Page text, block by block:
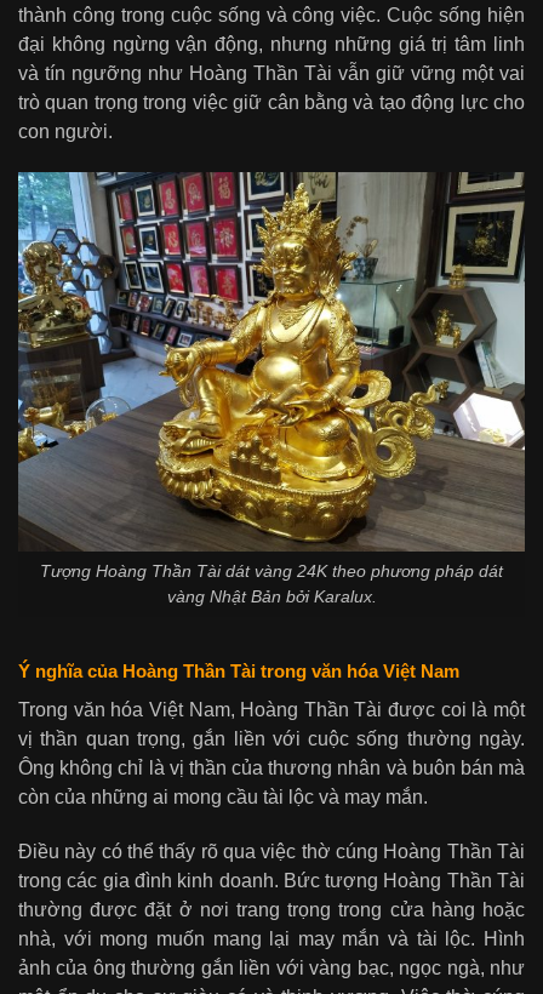
thành công trong cuộc sống và công việc. Cuộc sống hiện
đại không ngừng vận động, nhưng những giá trị tâm linh
và tín ngưỡng như Hoàng Thần Tài vẫn giữ vững một vai
trò quan trọng trong việc giữ cân bằng và tạo động lực cho
con người.
Tượng Hoàng Thần Tài dát vàng 24K theo phương pháp dát
vàng Nhật Bản bởi Karalux.
Ý nghĩa của Hoàng Thần Tài trong văn hóa Việt Nam
Trong văn hóa Việt Nam, Hoàng Thần Tài được coi là một
vị thần quan trọng, gắn liền với cuộc sống thường ngày.
Ông không chỉ là vị thần của thương nhân và buôn bán mà
còn của những ai mong cầu tài lộc và may mắn.
Điều này có thể thấy rõ qua việc thờ cúng Hoàng Thần Tài
trong các gia đình kinh doanh. Bức tượng Hoàng Thần Tài
thường được đặt ở nơi trang trọng trong cửa hàng hoặc
nhà, với mong muốn mang lại may mắn và tài lộc. Hình
ảnh của ông thường gắn liền với vàng bạc, ngọc ngà, như